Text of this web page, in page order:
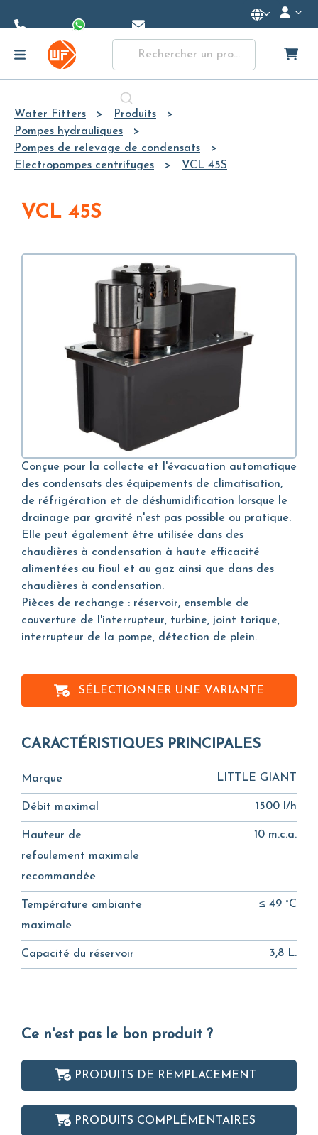
Content
Water Fitters
Produits
Pompes hydrauliques
Pompes de relevage de condensats
Electropompes centrifuges
VCL 45S
VCL 45S
Conçue pour la collecte et l'évacuation automatique
des condensats des équipements de climatisation,
de réfrigération et de déshumidification lorsque le
drainage par gravité n'est pas possible ou pratique.
Elle peut également être utilisée dans des
chaudières à condensation à haute efficacité
alimentées au fioul et au gaz ainsi que dans des
chaudières à condensation.
Pièces de rechange : réservoir, ensemble de
couverture de l'interrupteur, turbine, joint torique,
interrupteur de la pompe, détection de plein.
SÉLECTIONNER UNE VARIANTE
CARACTÉRISTIQUES PRINCIPALES
Marque LITTLE GIANT
Débit maximal 1500 l/h
Hauteur de
refoulement maximale
recommandée
10 m.c.a.
Température ambiante
maximale
≤ 49 °C
Capacité du réservoir 3,8 L.
Ce n'est pas le bon produit ?
PRODUITS DE REMPLACEMENT
PRODUITS COMPLÉMENTAIRES